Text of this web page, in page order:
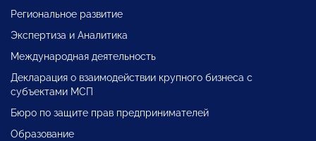
Региональное развитие
Экспертиза и Аналитика
Международная деятельность
Декларация о взаимодействии крупного бизнеса с
субъектами МСП
Бюро по защите прав предпринимателей
Образование